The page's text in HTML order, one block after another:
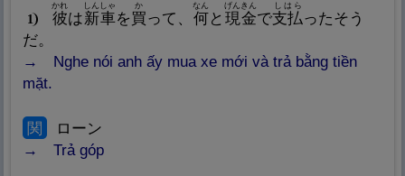
giờ
1 彼
かれ
は新車
しんしゃ
を買
か
って、 何
なん
と 現
Nghĩa: Xuất hiện, tồn tại, bây
金
げんきん
で支払
しはら
ったそう
だ。
Nghe nói anh ấy mua xe mới và trả bằng tiền
mặt.
関
ローン
Trả góp